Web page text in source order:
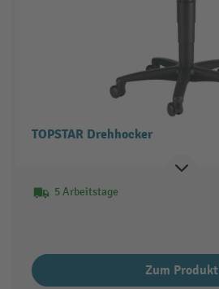
TOPSTAR Drehhocker
5 Arbeitstage
Zum Produkt